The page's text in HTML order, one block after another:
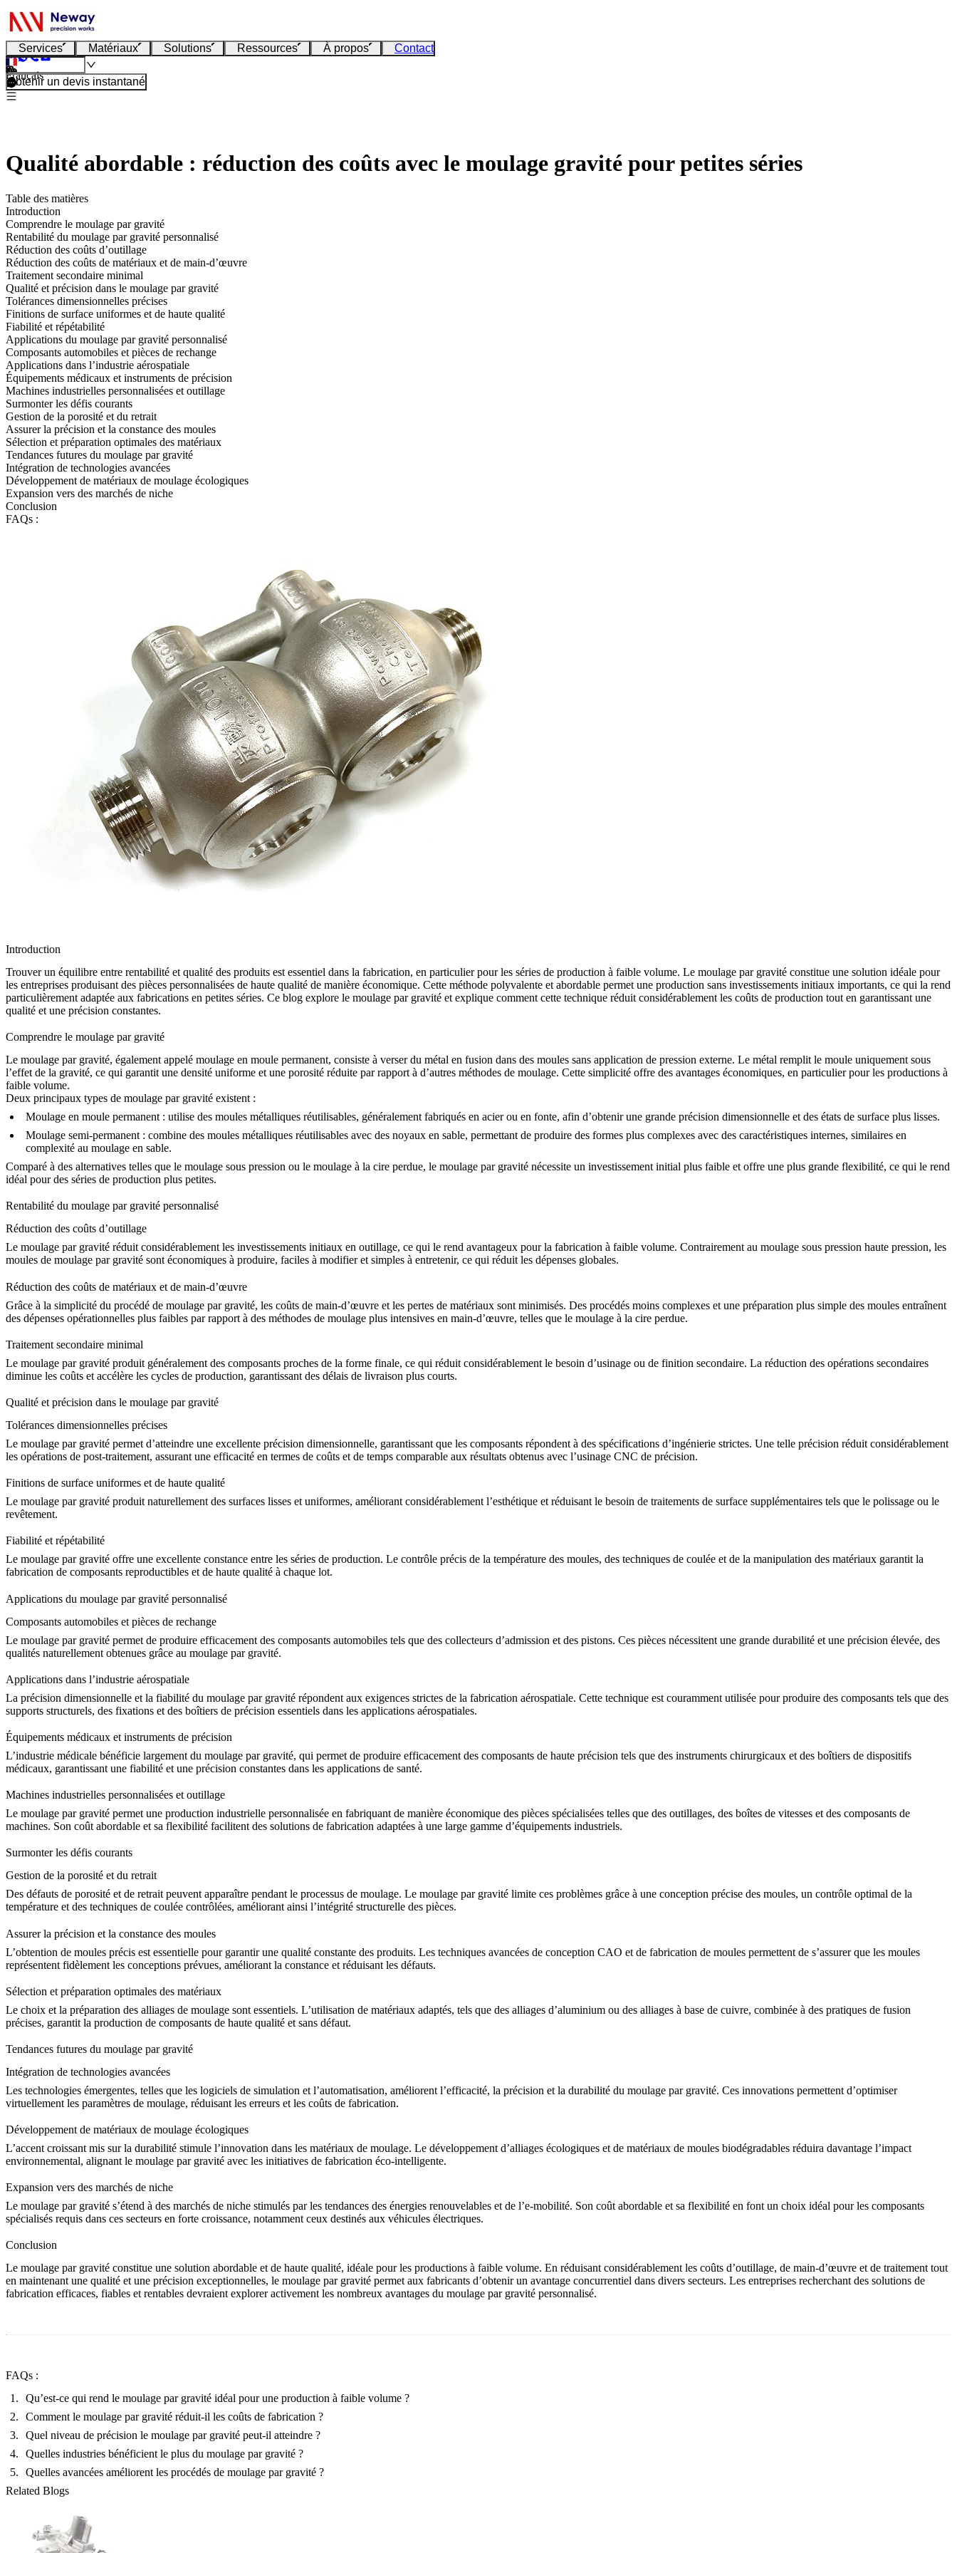
Services Matériaux Solutions Ressources À propos Contact
Français
Obtenir un devis instantané
Qualité abordable : réduction des coûts avec le moulage gravité pour petites séries
Table des matières
Introduction
Comprendre le moulage par gravité
Rentabilité du moulage par gravité personnalisé
Réduction des coûts d’outillage
Réduction des coûts de matériaux et de main-d’œuvre
Traitement secondaire minimal
Qualité et précision dans le moulage par gravité
Tolérances dimensionnelles précises
Finitions de surface uniformes et de haute qualité
Fiabilité et répétabilité
Applications du moulage par gravité personnalisé
Composants automobiles et pièces de rechange
Applications dans l’industrie aérospatiale
Équipements médicaux et instruments de précision
Machines industrielles personnalisées et outillage
Surmonter les défis courants
Gestion de la porosité et du retrait
Assurer la précision et la constance des moules
Sélection et préparation optimales des matériaux
Tendances futures du moulage par gravité
Intégration de technologies avancées
Développement de matériaux de moulage écologiques
Expansion vers des marchés de niche
Conclusion
FAQs :
Introduction
Trouver un équilibre entre rentabilité et qualité des produits est essentiel dans la fabrication, en particulier pour les séries de production à faible volume. Le moulage par gravité constitue une solution idéale pour
les entreprises produisant des pièces personnalisées de haute qualité de manière économique. Cette méthode polyvalente et abordable permet une production sans investissements initiaux importants, ce qui la rend
particulièrement adaptée aux fabrications en petites séries. Ce blog explore le moulage par gravité et explique comment cette technique réduit considérablement les coûts de production tout en garantissant une
qualité et une précision constantes.
Comprendre le moulage par gravité
Le moulage par gravité, également appelé moulage en moule permanent, consiste à verser du métal en fusion dans des moules sans application de pression externe. Le métal remplit le moule uniquement sous
l’effet de la gravité, ce qui garantit une densité uniforme et une porosité réduite par rapport à d’autres méthodes de moulage. Cette simplicité offre des avantages économiques, en particulier pour les productions à
faible volume.
Deux principaux types de moulage par gravité existent :
Moulage en moule permanent : utilise des moules métalliques réutilisables, généralement fabriqués en acier ou en fonte, afin d’obtenir une grande précision dimensionnelle et des états de surface plus lisses.
Moulage semi-permanent : combine des moules métalliques réutilisables avec des noyaux en sable, permettant de produire des formes plus complexes avec des caractéristiques internes, similaires en
complexité au moulage en sable.
Comparé à des alternatives telles que le moulage sous pression ou le moulage à la cire perdue, le moulage par gravité nécessite un investissement initial plus faible et offre une plus grande flexibilité, ce qui le rend
idéal pour des séries de production plus petites.
Rentabilité du moulage par gravité personnalisé
Réduction des coûts d’outillage
Le moulage par gravité réduit considérablement les investissements initiaux en outillage, ce qui le rend avantageux pour la fabrication à faible volume. Contrairement au moulage sous pression haute pression, les
moules de moulage par gravité sont économiques à produire, faciles à modifier et simples à entretenir, ce qui réduit les dépenses globales.
Réduction des coûts de matériaux et de main-d’œuvre
Grâce à la simplicité du procédé de moulage par gravité, les coûts de main-d’œuvre et les pertes de matériaux sont minimisés. Des procédés moins complexes et une préparation plus simple des moules entraînent
des dépenses opérationnelles plus faibles par rapport à des méthodes de moulage plus intensives en main-d’œuvre, telles que le moulage à la cire perdue.
Traitement secondaire minimal
Le moulage par gravité produit généralement des composants proches de la forme finale, ce qui réduit considérablement le besoin d’usinage ou de finition secondaire. La réduction des opérations secondaires
diminue les coûts et accélère les cycles de production, garantissant des délais de livraison plus courts.
Qualité et précision dans le moulage par gravité
Tolérances dimensionnelles précises
Le moulage par gravité permet d’atteindre une excellente précision dimensionnelle, garantissant que les composants répondent à des spécifications d’ingénierie strictes. Une telle précision réduit considérablement
les opérations de post-traitement, assurant une efficacité en termes de coûts et de temps comparable aux résultats obtenus avec l’usinage CNC de précision.
Finitions de surface uniformes et de haute qualité
Le moulage par gravité produit naturellement des surfaces lisses et uniformes, améliorant considérablement l’esthétique et réduisant le besoin de traitements de surface supplémentaires tels que le polissage ou le
revêtement.
Fiabilité et répétabilité
Le moulage par gravité offre une excellente constance entre les séries de production. Le contrôle précis de la température des moules, des techniques de coulée et de la manipulation des matériaux garantit la
fabrication de composants reproductibles et de haute qualité à chaque lot.
Applications du moulage par gravité personnalisé
Composants automobiles et pièces de rechange
Le moulage par gravité permet de produire efficacement des composants automobiles tels que des collecteurs d’admission et des pistons. Ces pièces nécessitent une grande durabilité et une précision élevée, des
qualités naturellement obtenues grâce au moulage par gravité.
Applications dans l’industrie aérospatiale
La précision dimensionnelle et la fiabilité du moulage par gravité répondent aux exigences strictes de la fabrication aérospatiale. Cette technique est couramment utilisée pour produire des composants tels que des
supports structurels, des fixations et des boîtiers de précision essentiels dans les applications aérospatiales.
Équipements médicaux et instruments de précision
L’industrie médicale bénéficie largement du moulage par gravité, qui permet de produire efficacement des composants de haute précision tels que des instruments chirurgicaux et des boîtiers de dispositifs
médicaux, garantissant une fiabilité et une précision constantes dans les applications de santé.
Machines industrielles personnalisées et outillage
Le moulage par gravité permet une production industrielle personnalisée en fabriquant de manière économique des pièces spécialisées telles que des outillages, des boîtes de vitesses et des composants de
machines. Son coût abordable et sa flexibilité facilitent des solutions de fabrication adaptées à une large gamme d’équipements industriels.
Surmonter les défis courants
Gestion de la porosité et du retrait
Des défauts de porosité et de retrait peuvent apparaître pendant le processus de moulage. Le moulage par gravité limite ces problèmes grâce à une conception précise des moules, un contrôle optimal de la
température et des techniques de coulée contrôlées, améliorant ainsi l’intégrité structurelle des pièces.
Assurer la précision et la constance des moules
L’obtention de moules précis est essentielle pour garantir une qualité constante des produits. Les techniques avancées de conception CAO et de fabrication de moules permettent de s’assurer que les moules
représentent fidèlement les conceptions prévues, améliorant la constance et réduisant les défauts.
Sélection et préparation optimales des matériaux
Le choix et la préparation des alliages de moulage sont essentiels. L’utilisation de matériaux adaptés, tels que des alliages d’aluminium ou des alliages à base de cuivre, combinée à des pratiques de fusion
précises, garantit la production de composants de haute qualité et sans défaut.
Tendances futures du moulage par gravité
Intégration de technologies avancées
Les technologies émergentes, telles que les logiciels de simulation et l’automatisation, améliorent l’efficacité, la précision et la durabilité du moulage par gravité. Ces innovations permettent d’optimiser
virtuellement les paramètres de moulage, réduisant les erreurs et les coûts de fabrication.
Développement de matériaux de moulage écologiques
L’accent croissant mis sur la durabilité stimule l’innovation dans les matériaux de moulage. Le développement d’alliages écologiques et de matériaux de moules biodégradables réduira davantage l’impact
environnemental, alignant le moulage par gravité avec les initiatives de fabrication éco-intelligente.
Expansion vers des marchés de niche
Le moulage par gravité s’étend à des marchés de niche stimulés par les tendances des énergies renouvelables et de l’e-mobilité. Son coût abordable et sa flexibilité en font un choix idéal pour les composants
spécialisés requis dans ces secteurs en forte croissance, notamment ceux destinés aux véhicules électriques.
Conclusion
Le moulage par gravité constitue une solution abordable et de haute qualité, idéale pour les productions à faible volume. En réduisant considérablement les coûts d’outillage, de main-d’œuvre et de traitement tout
en maintenant une qualité et une précision exceptionnelles, le moulage par gravité permet aux fabricants d’obtenir un avantage concurrentiel dans divers secteurs. Les entreprises recherchant des solutions de
fabrication efficaces, fiables et rentables devraient explorer activement les nombreux avantages du moulage par gravité personnalisé.
FAQs :
Qu’est-ce qui rend le moulage par gravité idéal pour une production à faible volume ?
Comment le moulage par gravité réduit-il les coûts de fabrication ?
Quel niveau de précision le moulage par gravité peut-il atteindre ?
Quelles industries bénéficient le plus du moulage par gravité ?
Quelles avancées améliorent les procédés de moulage par gravité ?
Related Blogs